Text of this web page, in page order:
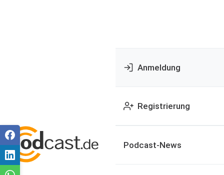
Anmeldung
Registrierung
Podcast-News